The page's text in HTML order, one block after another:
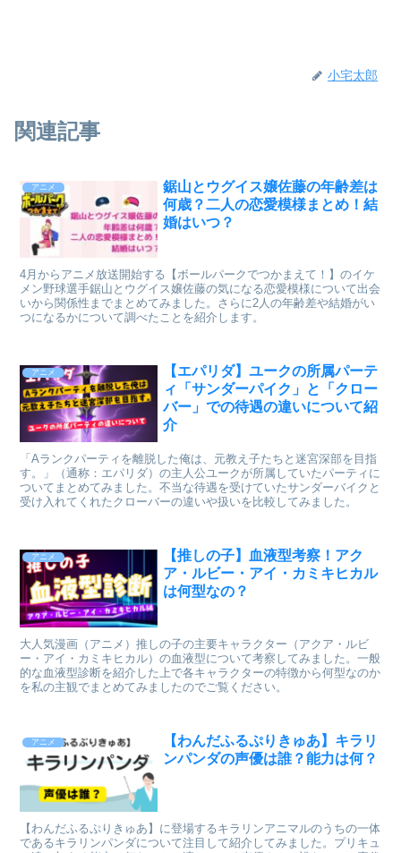
小宅太郎
関連記事
アニメ
鋸山とウグイス嬢佐藤の年齢差は
何歳？二人の恋愛模様まとめ！結
婚はいつ？
4月からアニメ放送開始する【ボールパークでつかまえて！】のイケ
メン野球選手鋸山とウグイス嬢佐藤の気になる恋愛模様について出会
いから関係性までまとめてみました。さらに2人の年齢差や結婚がい
つになるかについて調べたことを紹介します。
アニメ
【エパリダ】ユークの所属パーテ
ィ「サンダーパイク」と「クロー
バー」での待遇の違いについて紹
介
「Aランクパーティを離脱した俺は、元教え子たちと迷宮深部を目指
す。」（通称：エパリダ）の主人公ユークが所属していたパーティに
ついてまとめてみました。不当な待遇を受けていたサンダーバイクと
受け入れてくれたクローバーの違いや扱いを比較してみました。
アニメ
【推しの子】血液型考察！アク
ア・ルビー・アイ・カミキヒカル
は何型なの？
大人気漫画（アニメ）推しの子の主要キャラクター（アクア・ルビ
ー・アイ・カミキヒカル）の血液型について考察してみました。一般
的な血液型診断を紹介した上で各キャラクターの特徴から何型なのか
を私の主観でまとめてみましたのでご覧ください。
アニメ
【わんだふるぷりきゅあ】キラリ
ンパンダの声優は誰？能力は何？
【わんだふるぷりきゅあ】に登場するキラリンアニマルのうちの一体
であるキラリンパンダについて注目して紹介してみました。プリキュ